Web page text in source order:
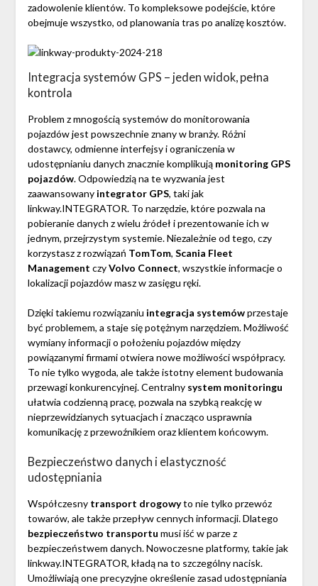
zadowolenie klientów. To kompleksowe podejście, które
obejmuje wszystko, od planowania tras po analizę kosztów.
Integracja systemów GPS – jeden widok, pełna
kontrola
Problem z mnogością systemów do monitorowania
pojazdów jest powszechnie znany w branży. Różni
dostawcy, odmienne interfejsy i ograniczenia w
udostępnianiu danych znacznie komplikują monitoring GPS
pojazdów. Odpowiedzią na te wyzwania jest
zaawansowany integrator GPS, taki jak
linkway.INTEGRATOR. To narzędzie, które pozwala na
pobieranie danych z wielu źródeł i prezentowanie ich w
jednym, przejrzystym systemie. Niezależnie od tego, czy
korzystasz z rozwiązań TomTom, Scania Fleet
Management czyVolvo Connect, wszystkie informacje o
lokalizacji pojazdów masz w zasięgu ręki.
Dzięki takiemu rozwiązaniu integracja systemówprzestaje
być problemem, a staje się potężnym narzędziem. Możliwość
wymiany informacji o położeniu pojazdów między
powiązanymi firmami otwiera nowe możliwości współpracy.
To nie tylko wygoda, ale także istotny element budowania
przewagi konkurencyjnej. Centralny system monitoringu
ułatwia codzienną pracę, pozwala na szybką reakcję w
nieprzewidzianych sytuacjach i znacząco usprawnia
komunikację z przewoźnikiem oraz klientem końcowym.
Bezpieczeństwo danych i elastyczność
udostępniania
Współczesny transport drogowyto nie tylko przewóz
towarów, ale także przepływ cennych informacji. Dlatego
bezpieczeństwo transportu musi iść w parze z
bezpieczeństwem danych. Nowoczesne platformy, takie jak
linkway.INTEGRATOR, kładą na to szczególny nacisk.
Umożliwiają one precyzyjne określenie zasad udostępniania